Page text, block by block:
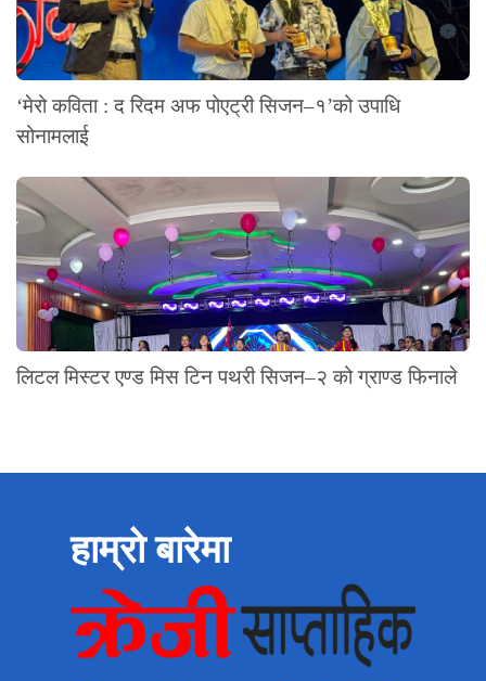
‘मेरो कविता : द रिदम अफ पोएट्री सिजन–१’को उपाधि
सोनामलाई
लिटल मिस्टर एण्ड मिस टिन पथरी सिजन–२ को ग्राण्ड फिनाले
हाम्रो बारेमा